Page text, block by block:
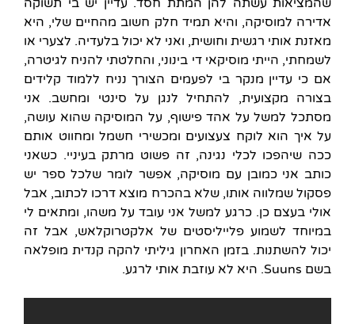
אדירה למוסיקה, והיא תמיד חלק חשוב מהחיים שלי, היא
מאזנת אותי רגשית וחושית, ואני לא יכול בלעדיה. לצערי או
לשמחתי, הייתי מוסיקאי די בינוני, והחלטתי להניח לגיטרה,
אם כי עדיין מנקר בי לפעמים הצורך נניח ללמוד קלידים
בצורה מקצועית, להתחיל לנגן על סינטי ומחשב. אני
מסתכל למשל על אהד פישוף, על המוסיקה שהוא עושה,
על איך הוא לוקח צעצועים ומכשירי חשמל ומחווט אותם
ככה שיהפכו לכלי נגינה, זה פשוט מרתק בעיניי. כשאני
כותב אני כמובן עם מוסיקה, אפשר לומר שלכל ספר יש
פסקול שמלווה אותו, שלא בהכרח מוצא דרכו לכתוב, אבל
אולי בעצם כן. כרגע למשל אני עובד על משהו, ומתאים לי
במיוחד לשמוע פלייליסטים של אלקטרוקלאש, אבל זה
יכול להשתנות. בזמן האחרון גיליתי להקה קנדית מופלאה
בשם Suuns. היא לא עוזבת אותי לרגע.